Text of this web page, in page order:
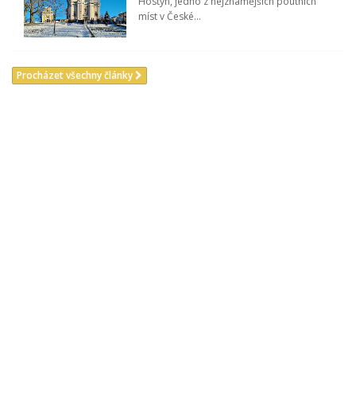
míst v České...
Procházet všechny články